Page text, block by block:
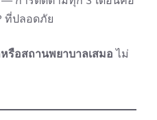
ที่ปลอดภัย
รือสถานพยาบาลเสมอ ไม่